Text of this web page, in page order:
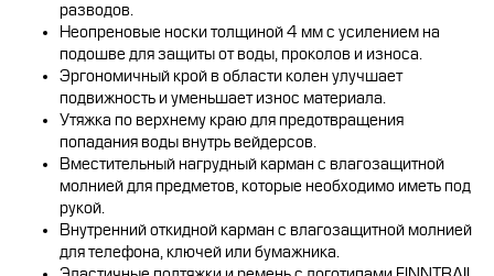
разводов.
Неопреновые носки толщиной 4 мм с усилением на
подошве для защиты от воды, проколов и износа.
Эргономичный крой в области колен улучшает
подвижность и уменьшает износ материала.
Утяжка по верхнему краю для предотвращения
попадания воды внутрь вейдерсов.
Вместительный нагрудный карман с влагозащитной
молнией для предметов, которые необходимо иметь под
рукой.
Внутренний откидной карман с влагозащитной молнией
для телефона, ключей или бумажника.